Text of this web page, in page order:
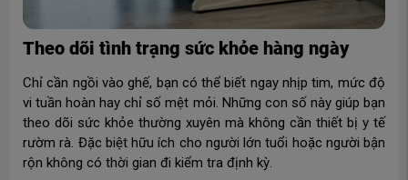
Theo dõi tình trạng sức khỏe hàng ngày
Chỉ cần ngồi vào ghế, bạn có thể biết ngay nhịp tim, mức độ
vi tuần hoàn hay chỉ số mệt mỏi. Những con số này giúp bạn
theo dõi sức khỏe thường xuyên mà không cần thiết bị y tế
rườm rà. Đặc biệt hữu ích cho người lớn tuổi hoặc người bận
rộn không có thời gian đi kiểm tra định kỳ.